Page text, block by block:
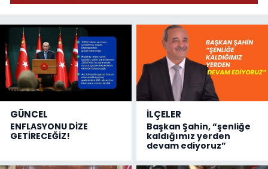
GÜNCEL
ENFLASYONU DİZE
GETİRECEĞİZ!
İLÇELER
Başkan Şahin, “şenliğe
kaldığımız yerden
devam ediyoruz”